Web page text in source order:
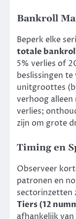
Bankroll
Beperk elke
totale
5% verlies of
beslissingen
unitgroottes
verhoog
verlies;
zijn om grote
Timing en
Observeer
patronen en
sectorinzetten
Tiers (12
afhankelijk